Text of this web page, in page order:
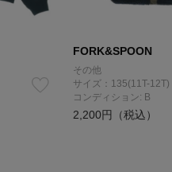
FORK&SPOON
その他
サイズ：135(11T-12T)
コンディション: B
2,200円（税込）